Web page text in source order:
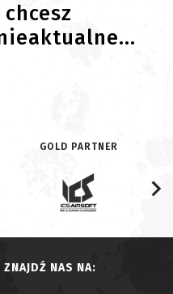
GOLD PARTNER
ZNAJDŹ NAS NA: